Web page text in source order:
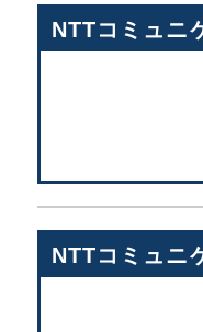
NTTコミュニ
NTTコミュニ